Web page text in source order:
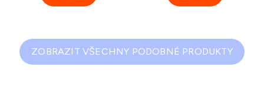
ZOBRAZIT VŠECHNY PODOBNÉ PRODUKTY